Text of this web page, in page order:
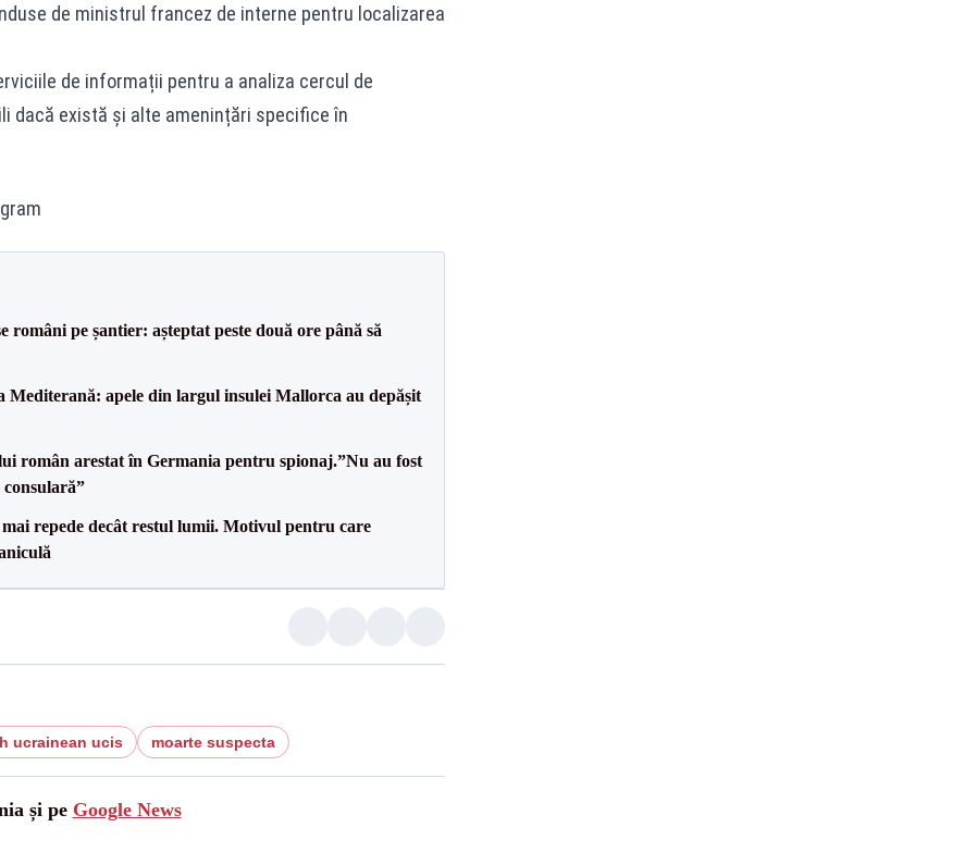
de ministrul francez de interne pentru localizarea
de informații pentru a analiza cercul de
dacă există și alte amenințări specifice în
români pe șantier: așteptat peste două ore până să
Mediterană: apele din largul insulei Mallorca au depășit
român arestat în Germania pentru spionaj.”Nu au fost
repede decât restul lumii. Motivul pentru care
ucrainean ucis moarte suspecta
și pe Google News